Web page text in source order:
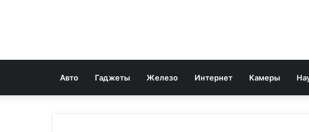
Авто Гаджеты Железо Интернет Камеры